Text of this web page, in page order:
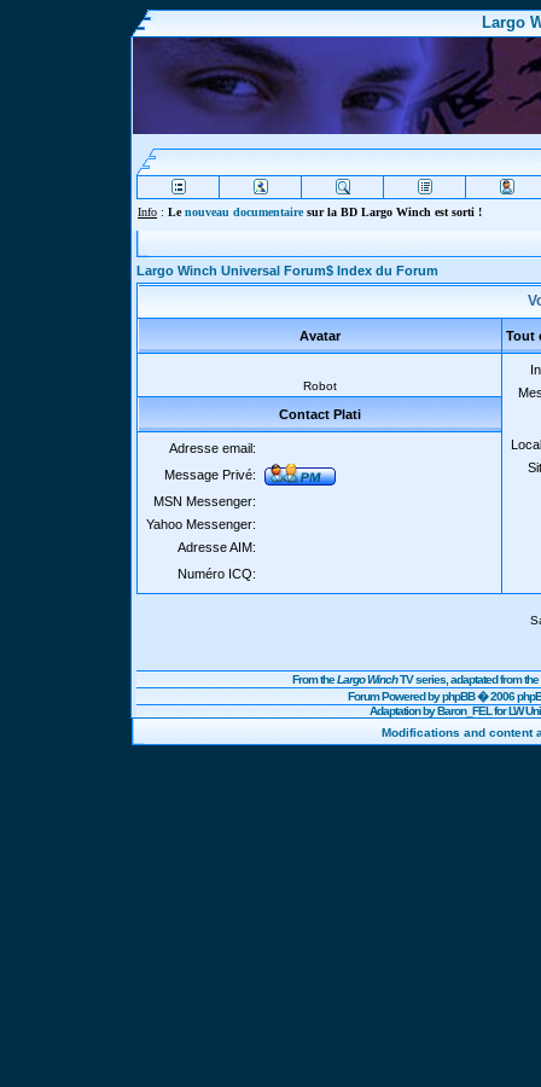
Largo
Info : Lenouveau documentairesur la BD Largo Winch est sorti !
Largo Winch Universal Forum$ Index du Forum
Avatar Tout
Robot
Contact Plati
Adresse email:
Message Privé:
MSN Messenger:
Yahoo Messenger:
Adresse AIM:
Numéro ICQ:
From theLargo WinchTV series, adaptated from
Forum Powered byphpBB� 2006
Adaptation by Baron_FEL for LW
Modifications and content